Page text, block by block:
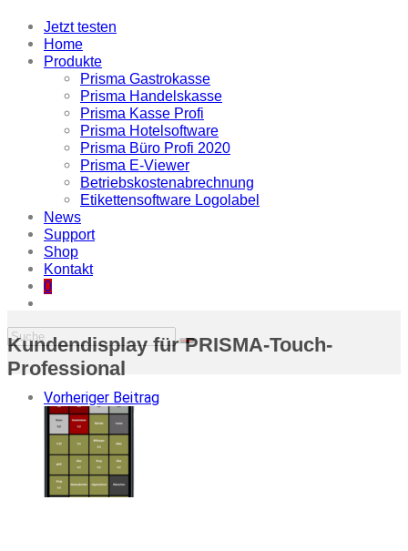
Jetzt testen
Home
Produkte
Prisma Gastrokasse
Prisma Handelskasse
Prisma Kasse Profi
Prisma Hotelsoftware
Prisma Büro Profi 2020
Prisma E-Viewer
Betriebskostenabrechnung
Etikettensoftware Logolabel
News
Support
Shop
Kontakt
0
Kundendisplay für PRISMA-Touch-
Professional
Vorheriger Beitrag